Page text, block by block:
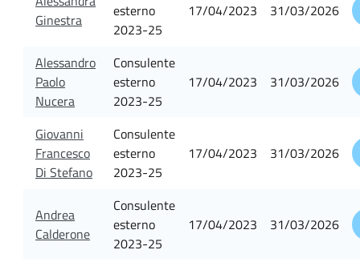
Ginestra
esterno
2023-25
17/04/2023 31/03/2026
Alessandro
Paolo
Nucera
Consulente
esterno
2023-25
17/04/2023 31/03/2026
Giovanni
Francesco
Di Stefano
Consulente
esterno
2023-25
17/04/2023 31/03/2026
Andrea
Calderone
Consulente
esterno
2023-25
17/04/2023 31/03/2026